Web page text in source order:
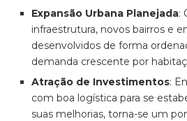
Expansão Urbana Planejada:
infraestrutura, novos bairros e
desenvolvidos de forma
demanda crescente por
Atração de Investimentos:
com boa logística para se
suas melhorias, torna-se um